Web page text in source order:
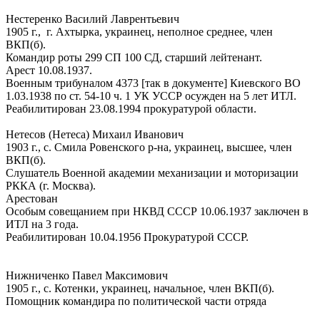
Нестеренко Василий Лаврентьевич
1905 г., г. Ахтырка, украинец, неполное среднее, член
ВКП(б).
Командир роты 299 СП 100 СД, старший лейтенант.
Арест 10.08.1937.
Военным трибуналом 4373 [так в документе] Киевского ВО
1.03.1938 по ст. 54-10 ч. 1 УК УССР осужден на 5 лет ИТЛ.
Реабилитирован 23.08.1994 прокуратурой области.
Нетесов (Нетеса) Михаил Иванович
1903 г., с. Смила Ровенского р-на, украинец, высшее, член
ВКП(б).
Слушатель Военной академии механизации и моторизации
РККА (г. Москва).
Арестован
Особым совещанием при НКВД СССР 10.06.1937 заключен в
ИТЛ на 3 года.
Реабилитирован 10.04.1956 Прокуратурой СССР.
Нижниченко Павел Максимович
1905 г., с. Котенки, украинец, начальное, член ВКП(б).
Помощник командира по политической части отряда